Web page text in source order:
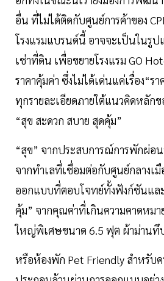
อื่น ที่ไม่ได้ติดกับศูนย์การค้าของ
โรงแรมแบรนด์นี้ อาจจะเป็นในรู
เช่าที่ดิน เพื่อขยายโรงแรม GO
ราคาคุ้มค่า ซึ่งไม่ได้เด่นแค่เรื่อง“ร
ทุกรายละเอียดภายใต้แนวคิดหลัก
“สุข สะดวก สบาย สุดคุ้ม”
“สุข” จากประสบการณ์การพักผ่อ
จากทำเลที่เชื่อมต่อกับศูนย์กลางเมื
ออกแบบที่ตอบโจทย์ทั้งฟังก์ชันแล
คุ้ม” จากคุณค่าที่เกินความคาดหมา
ใหญ่พิเศษขนาด 6.5 ฟุต ผ้าม่านทึ
หรือห้องพัก Pet Friendly สำหรับ